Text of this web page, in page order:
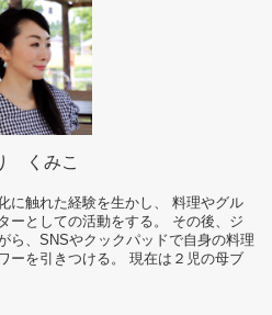
くみこ
に触れた経験を生かし、 料理やグル
ーとしての活動をする。 その後、ジ
ら、SNSやクックパッドで自身の料理
ーを引きつける。 現在は２児の母ブ